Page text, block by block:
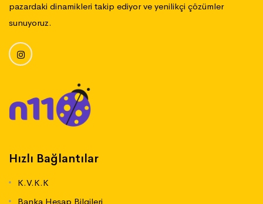
pazardaki dinamikleri takip ediyor ve yenilikçi çözümler
sunuyoruz.
Hızlı Bağlantılar
K.V.K.K
Banka Hesap Bilgileri